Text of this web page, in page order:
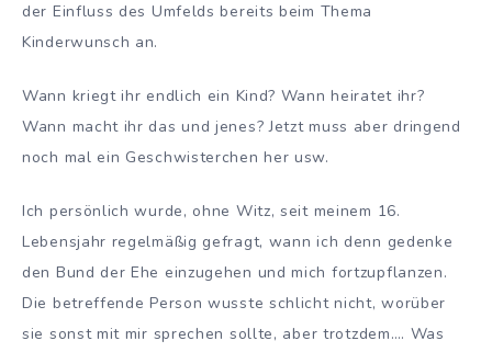
der Einfluss des Umfelds bereits beim Thema
Kinderwunsch an.
Wann kriegt ihr endlich ein Kind? Wann heiratet ihr?
Wann macht ihr das und jenes? Jetzt muss aber dringend
noch mal ein Geschwisterchen her usw.
Ich persönlich wurde, ohne Witz, seit meinem 16.
Lebensjahr regelmäßig gefragt, wann ich denn gedenke
den Bund der Ehe einzugehen und mich fortzupflanzen.
Die betreffende Person wusste schlicht nicht, worüber
sie sonst mit mir sprechen sollte, aber trotzdem…. Was